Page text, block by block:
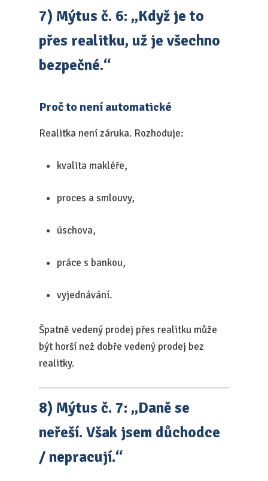
7) Mýtus č. 6: „Když je to
přes realitku, už je všechno
bezpečné.“
Proč to není automatické
Realitka není záruka. Rozhoduje:
kvalita makléře,
proces a smlouvy,
úschova,
práce s bankou,
vyjednávání.
Špatně vedený prodej přes realitku může
být horší než dobře vedený prodej bez
realitky.
8) Mýtus č. 7: „Daně se
neřeší. Však jsem důchodce
/ nepracují.“